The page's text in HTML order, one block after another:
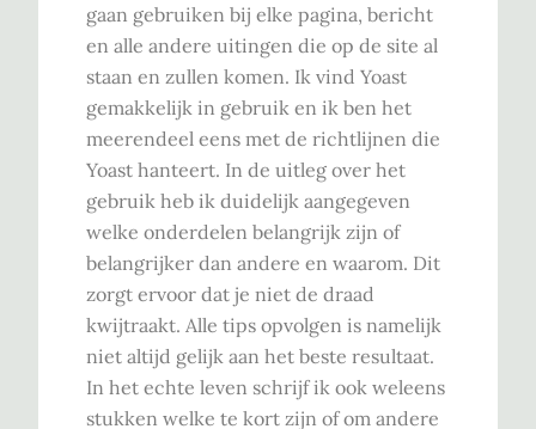
gaan gebruiken bij elke pagina, bericht
en alle andere uitingen die op de site al
staan en zullen komen. Ik vind Yoast
gemakkelijk in gebruik en ik ben het
meerendeel eens met de richtlijnen die
Yoast hanteert. In de uitleg over het
gebruik heb ik duidelijk aangegeven
welke onderdelen belangrijk zijn of
belangrijker dan andere en waarom. Dit
zorgt ervoor dat je niet de draad
kwijtraakt. Alle tips opvolgen is namelijk
niet altijd gelijk aan het beste resultaat.
In het echte leven schrijf ik ook weleens
stukken welke te kort zijn of om andere